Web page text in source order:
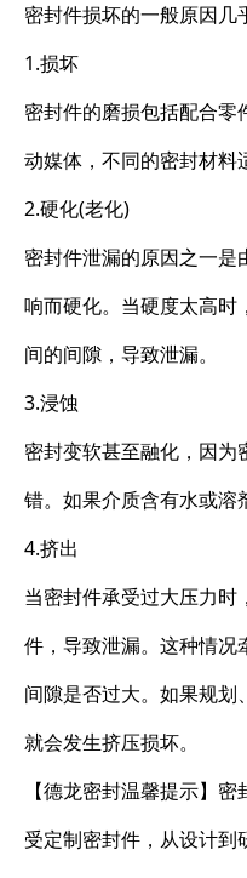
密封件损坏的一般原因几
1.损坏
密封件的磨损包括配合
动媒体，不同的密封材料
2.硬化(老化)
密封件泄漏的原因之一
响而硬化。当硬度太高时
间的间隙，导致泄漏。
3.浸蚀
密封变软甚至融化，因为
错。如果介质含有水或溶
4.挤出
当密封件承受过大压力
件，导致泄漏。这种情况
间隙是否过大。如果规划
就会发生挤压损坏。
【德龙密封温馨提示】
受定制密封件，从设计到